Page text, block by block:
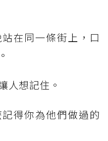
在同一條街上，口
人想記住。
得你為他們做過的